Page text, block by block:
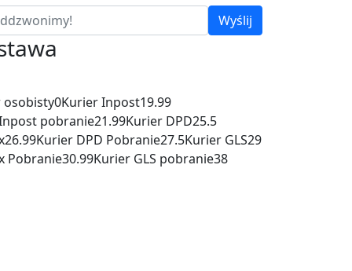
Wyślij
osobisty0Kurier Inpost19.99
pobranie21.99Kurier DPD25.5
26.99Kurier DPD Pobranie27.5Kurier GLS29
Pobranie30.99Kurier GLS pobranie38